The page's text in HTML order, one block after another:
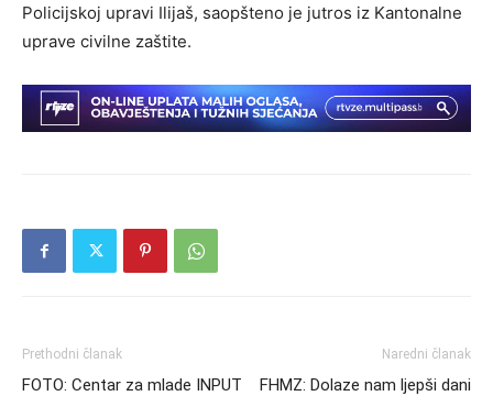
Policijskoj upravi Ilijaš, saopšteno je jutros iz Kantonalne
uprave civilne zaštite.
Prethodni članak
FOTO: Centar za mlade INPUT
Naredni članak
FHMZ: Dolaze nam ljepši dani